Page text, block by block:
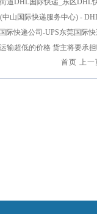
道DHL国际快递_东区DHL
中山国际快递服务中心) -
际快递公司-UPS东莞国际
输超低的价格 货主将要承
首页 上一